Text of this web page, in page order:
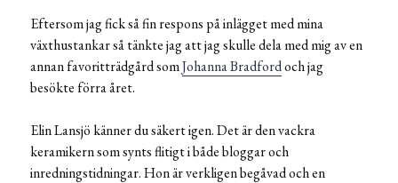
Eftersom jag fick så fin respons på inlägget med mina
växthustankar så tänkte jag att jag skulle dela med mig av en
annan favoritträdgård somJohanna Bradfordoch jag
besökte förra året.
Elin Lansjö känner du säkert igen. Det är den vackra
keramikern som synts flitigt i både bloggar och
inredningstidningar. Hon är verkligen begåvad och en